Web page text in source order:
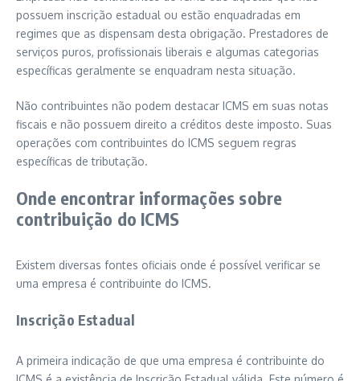
possuem inscrição estadual ou estão enquadradas em
regimes que as dispensam desta obrigação. Prestadores de
serviços puros, profissionais liberais e algumas categorias
específicas geralmente se enquadram nesta situação.
Não contribuintes não podem destacar ICMS em suas notas
fiscais e não possuem direito a créditos deste imposto. Suas
operações com contribuintes do ICMS seguem regras
específicas de tributação.
Onde encontrar informações sobre
contribuição do ICMS
Existem diversas fontes oficiais onde é possível verificar se
uma empresa é contribuinte do ICMS.
Inscrição Estadual
A primeira indicação de que uma empresa é contribuinte do